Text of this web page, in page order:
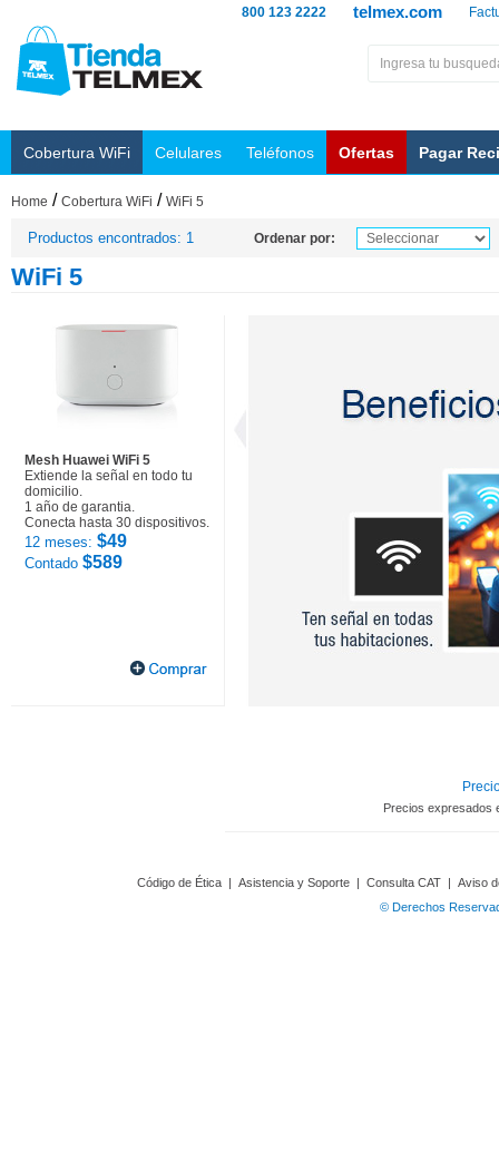
telmex.com
800 123 2222
Cobertura WiFi Celulares Teléfonos Ofertas Pagar
Home / Cobertura WiFi / WiFi 5
Productos encontrados: 1 Ordenar por:
WiFi 5
Mesh Huawei WiFi 5
Extiende la señal en todo tu
domicilio.
1 año de garantia.
Conecta hasta 30 dispositivos.
12 meses: $49
Contado $589
Precios expresados
Código de Ética | Asistencia y Soporte | Consulta CAT | Aviso
© Derechos